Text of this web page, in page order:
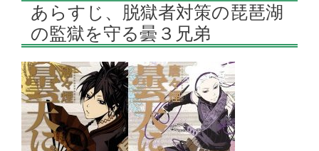
あらすじ、脱獄者対策の琵琶湖
の監獄を守る曇３兄弟